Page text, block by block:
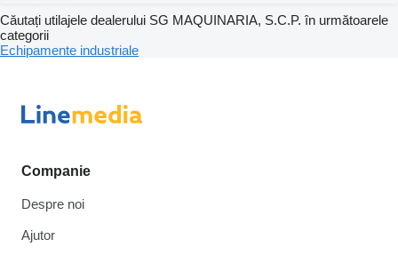
Căutați utilajele dealerului SG MAQUINARIA, S.C.P. în următoarele
categorii
Echipamente industriale
Companie
Despre noi
Ajutor